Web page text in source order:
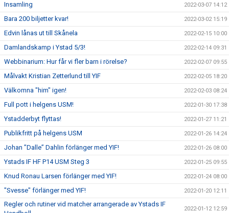
Insamling 2022-03-07 14:12
Bara 200 biljetter kvar! 2022-03-02 15:19
Edvin lånas ut till Skånela 2022-02-15 10:00
Damlandskamp i Ystad 5/3! 2022-02-14 09:31
Webbinarium: Hur får vi fler barn i rörelse? 2022-02-07 09:55
Målvakt Kristian Zetterlund till YIF 2022-02-05 18:20
Välkomna "him" igen! 2022-02-03 08:24
Full pott i helgens USM! 2022-01-30 17:38
Ystadderbyt flyttas! 2022-01-27 11:21
Publikfritt på helgens USM 2022-01-26 14:24
Johan ”Dalle” Dahlin förlänger med YIF! 2022-01-26 08:00
Ystads IF HF P14 USM Steg 3 2022-01-25 09:55
Knud Ronau Larsen förlänger med YIF! 2022-01-24 08:00
"Svesse" förlänger med YIF! 2022-01-20 12:11
Regler och rutiner vid matcher arrangerade av Ystads IF
2022-01-12 12:59